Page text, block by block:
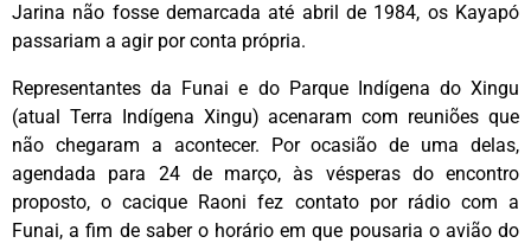
Jarina não fosse demarcada até abril de 1984, os Kayapó
passariam a agir por conta própria.
Representantes da Funai e do Parque Indígena do Xingu
(atual Terra Indígena Xingu) acenaram com reuniões que
não chegaram a acontecer. Por ocasião de uma delas,
agendada para 24 de março, às vésperas do encontro
proposto, o cacique Raoni fez contato por rádio com a
Funai, a fim de saber o horário em que pousaria o avião do